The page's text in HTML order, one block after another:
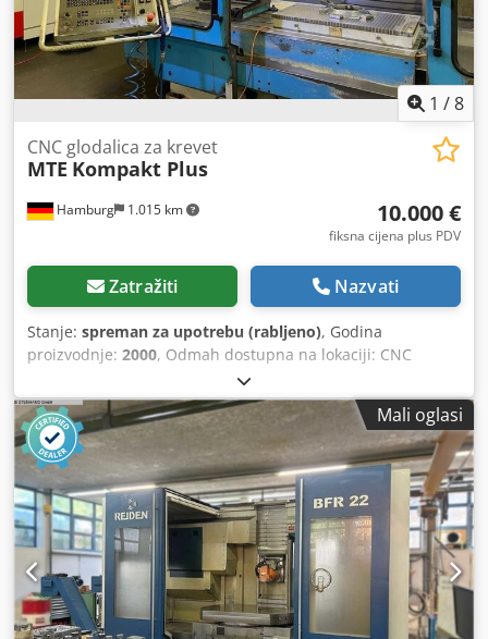
1 /8
Hamburg 1.015 km
CNC glodalica za krevet
MTE Kompakt Plus
10.000 €
fiksna cijena plus PDV
Zatražiti Nazvati
Stanje: spreman za upotrebu (rabljeno), Godina
proizvodnje: 2000, Odmah dostupna na lokaciji: CNC
glodalica MTE Tip: Kompakt Plus Godina proizvodnje: 2000
Dkjdpfx Ajzrbw Eskkor Heidenhain TNC 410 Radna
površina: 2200 x 750 mm Hodovi osi X/Y/Z: 2000/800/800
mm Nosivost radne površine: 4 tone Držač alata: SK 50
Hidraulično stezanje glodala Brzine vretena: 40 – 2500
o/min Snaga vretena: 15 kW Ukupna potrebna snaga: 30
kW Sustav za hlađenje Težina: 12 tona Cijena: 10.000 eura
+ PDV, na lokaciji.
Mali oglasi